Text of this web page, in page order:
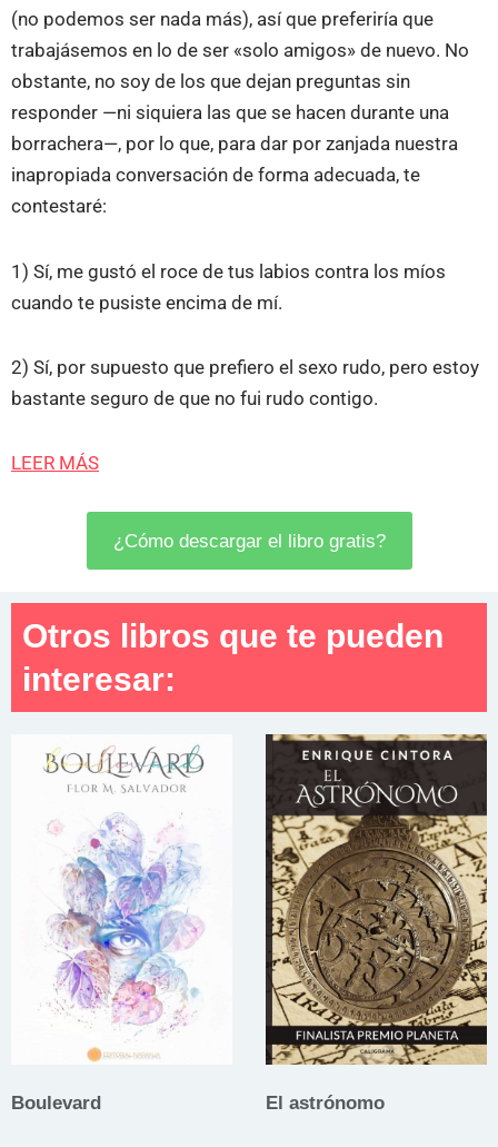
(no podemos ser nada más), así que preferiría que
trabajásemos en lo de ser «solo amigos» de nuevo. No
obstante, no soy de los que dejan preguntas sin
responder —ni siquiera las que se hacen durante una
borrachera—, por lo que, para dar por zanjada nuestra
inapropiada conversación de forma adecuada, te
contestaré:
1) Sí, me gustó el roce de tus labios contra los míos
cuando te pusiste encima de mí.
2) Sí, por supuesto que prefiero el sexo rudo, pero estoy
bastante seguro de que no fui rudo contigo.
LEER MÁS
¿Cómo descargar el libro gratis?
Otros libros que te pueden
interesar:
Boulevard El astrónomo